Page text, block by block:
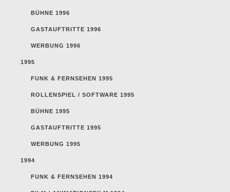
BÜHNE 1996
GASTAUFTRITTE 1996
WERBUNG 1996
1995
FUNK & FERNSEHEN 1995
ROLLENSPIEL / SOFTWARE 1995
BÜHNE 1995
GASTAUFTRITTE 1995
WERBUNG 1995
1994
FUNK & FERNSEHEN 1994